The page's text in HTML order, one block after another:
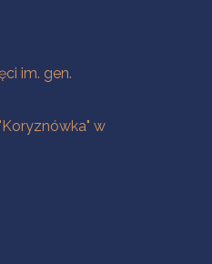
im. gen.
w